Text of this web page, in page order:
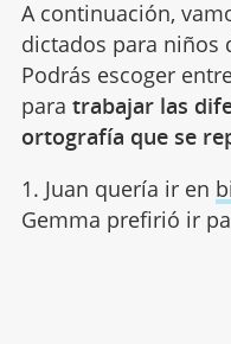
A continuación,
dictados para niños
Podrás escoger
para trabajar las
ortografía que se
1. Juan quería ir en
Gemma prefirió ir